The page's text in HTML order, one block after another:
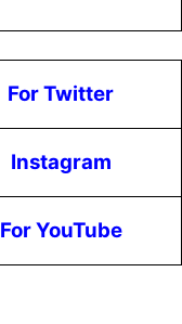
For Twitter
Instagram
For YouTube